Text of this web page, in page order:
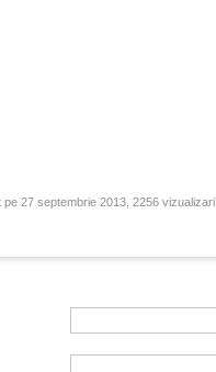
pe 27 septembrie 2013, 2256 vizualizari